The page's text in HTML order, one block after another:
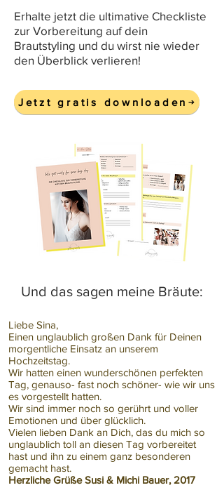
Erhalte jetzt die ultimative Checkliste
zur Vorbereitung auf dein
Brautstyling und du wirst nie wieder
den Überblick verlieren!
Jetzt gratis downloaden
Und das sagen meine Bräute:
Liebe Sina,
Einen unglaublich großen Dank für Deinen
morgentliche Einsatz an unserem
Hochzeitstag.
Wir hatten einen wunderschönen perfekten
Tag, genauso- fast noch schöner- wie wir uns
es vorgestellt hatten.
Wir sind immer noch so gerührt und voller
Emotionen und über glücklich.
Vielen lieben Dank an Dich, das du mich so
unglaublich toll an diesen Tag vorbereitet
hast und ihn zu einem ganz besonderen
gemacht hast.
Herzliche Grüße Susi & Michi Bauer, 2017